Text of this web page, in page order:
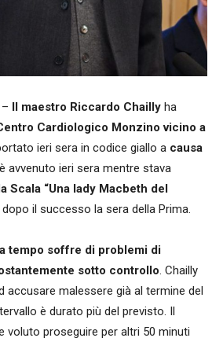
Il maestro Riccardo Chailly ha
Cardiologico Monzino vicino a
ieri sera in codice giallo a causa
avvenuto ieri sera mentre stava
Scala “Una lady Macbeth del
dopo il successo la sera della Prima.
tempo soffre di problemi di
sotto controllo. Chailly
accusare malessere già al termine del
è durato più del previsto. Il
voluto proseguire per altri 50 minuti